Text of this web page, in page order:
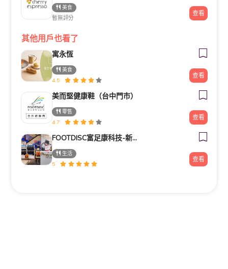
美食
暫無評分
查看
其他用戶也看了
寓永恆
美食
4.5
查看
美而堅健康鞋（台中門市）
零售
4.7
查看
FOOTDISC富足康科技-新光三越-桃園站前店
生活
5
查看